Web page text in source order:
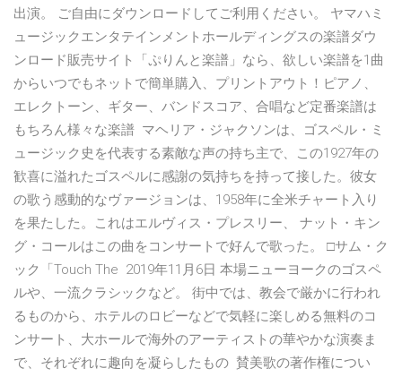
出演。 ご自由にダウンロードしてご利用ください。 ヤマハミ
ュージックエンタテインメントホールディングスの楽譜ダウ
ンロード販売サイト「ぷりんと楽譜」なら、欲しい楽譜を1曲
からいつでもネットで簡単購入、プリントアウト！ピアノ、
エレクトーン、ギター、バンドスコア、合唱など定番楽譜は
もちろん様々な楽譜 マヘリア・ジャクソンは、ゴスペル・ミ
ュージック史を代表する素敵な声の持ち主で、この1927年の
歓喜に溢れたゴスペルに感謝の気持ちを持って接した。彼女
の歌う感動的なヴァージョンは、1958年に全米チャート入り
を果たした。これはエルヴィス・プレスリー、 ナット・キン
グ・コールはこの曲をコンサートで好んで歌った。 □サム・ク
ック「Touch The 2019年11月6日 本場ニューヨークのゴスペ
ルや、一流クラシックなど。 街中では、教会で厳かに行われ
るものから、ホテルのロビーなどで気軽に楽しめる無料のコ
ンサート、大ホールで海外のアーティストの華やかな演奏ま
で、それぞれに趣向を凝らしたもの 賛美歌の著作権につい